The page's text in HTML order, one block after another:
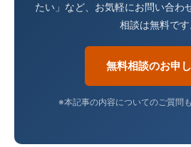
たい」など、お気軽にお問い合わ
相談は無料です
無料相談のお申
※本記事の内容についてのご質問